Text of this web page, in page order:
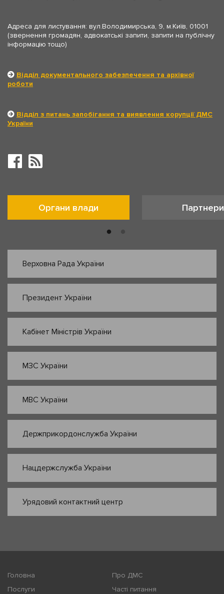
Адреса для листування: вул.Володимирська, 9, м.Київ, 01001
(звернення громадян, адвокатські запити, запити на публічну
інформацію тощо)
Відділ документального забезпечення та архівної
роботи
Відділ з питань запобігання та виявлення корупції ДМС
України
Органи влади Партнери
Верховна Рада України
Президент України
Кабінет Міністрів України
МЗС України
МВС України
Держприкордонслужба України
Нацдержслужба України
Урядовий контактний центр
Головна
Про ДМС
Послуги
Часті питання